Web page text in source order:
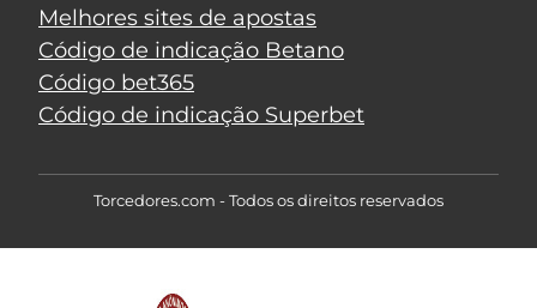
Melhores sites de apostas
Código de indicação Betano
Código bet365
Código de indicação Superbet
Torcedores.com - Todos os direitos reservados